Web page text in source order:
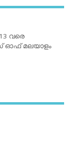
വരെ
ഓഫ് മലയാളം